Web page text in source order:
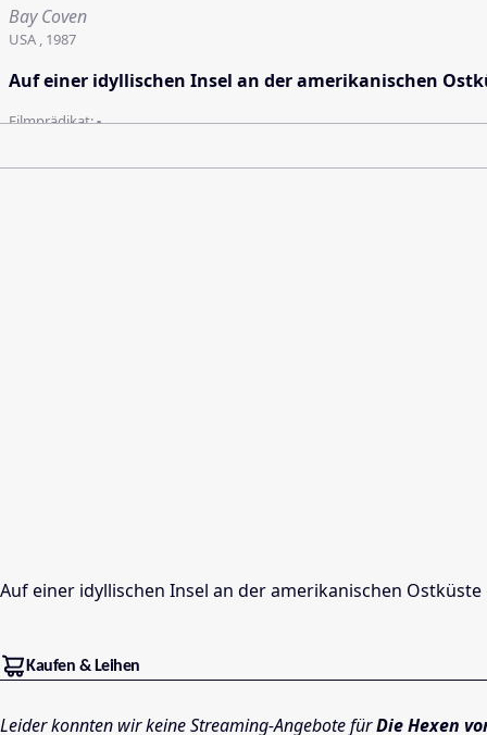
Bay Coven
USA , 1987
Auf einer idyllischen Insel an der amerikanischen
Filmprädikat:-
Auf einer idyllischen Insel an der amerikanischen
Kaufen & Leihen
Leider konnten wir keine Streaming-Angebote fürDie Hexen